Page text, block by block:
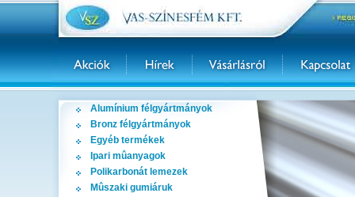
Alumínium félgyártmányok
Bronz félgyártmányok
Egyéb termékek
Ipari mûanyagok
Polikarbonát lemezek
Mûszaki gumiáruk